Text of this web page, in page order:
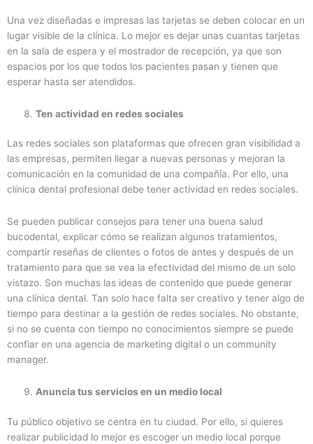
Una vez diseñadas e impresas las tarjetas se deben colocar en un
lugar visible de la clínica. Lo mejor es dejar unas cuantas tarjetas
en la sala de espera y el mostrador de recepción, ya que son
espacios por los que todos los pacientes pasan y tienen que
esperar hasta ser atendidos.
Ten actividad en redes sociales
Las redes sociales son plataformas que ofrecen gran visibilidad a
las empresas, permiten llegar a nuevas personas y mejoran la
comunicación en la comunidad de una compañía. Por ello, una
clínica dental profesional debe tener actividad en redes sociales.
Se pueden publicar consejos para tener una buena salud
bucodental, explicar cómo se realizan algunos tratamientos,
compartir reseñas de clientes o fotos de antes y después de un
tratamiento para que se vea la efectividad del mismo de un solo
vistazo. Son muchas las ideas de contenido que puede generar
una clínica dental. Tan solo hace falta ser creativo y tener algo de
tiempo para destinar a la gestión de redes sociales. No obstante,
si no se cuenta con tiempo no conocimientos siempre se puede
confiar en una agencia de marketing digital o un community
manager.
Anuncia tus servicios en un medio local
Tu público objetivo se centra en tu ciudad. Por ello, si quieres
realizar publicidad lo mejor es escoger un medio local porque